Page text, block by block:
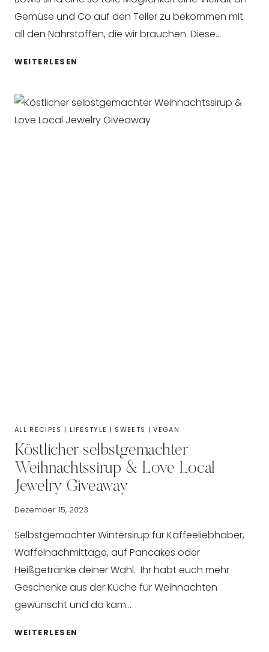
Gemüse und Co auf den Teller zu bekommen mit
all den Nährstoffen, die wir brauchen. Diese…
WEITERLESEN
MIT
PANIERTEM
RÄUCHERTOFU
ALL RECIPES | LIFESTYLE | SWEETS |VEGAN
Köstlicher selbstgemachter
Weihnachtssirup & Love Local
Jewelry Giveaway
Dezember 15, 2023
Selbstgemachter Wintersirup für Kaffeeliebhaber,
Waffelnachmittage, auf Pancakes oder
Heißgetränke deiner Wahl. Ihr habt euch mehr
Geschenke aus der Küche für Weihnachten
gewünscht und da kam…
WEITERLESEN